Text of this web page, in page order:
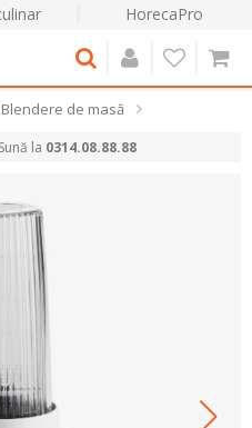
HorecaPro
Blendere de masă
la 0314.08.88.88